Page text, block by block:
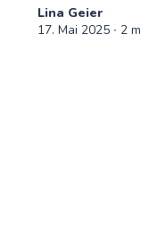
Lina Geier
17. Mai 2025 ∙ 2